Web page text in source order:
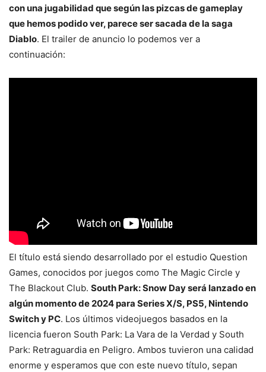
con una jugabilidad que según las pizcas de gameplay
que hemos podido ver, parece ser sacada de la saga
Diablo. El trailer de anuncio lo podemos ver a
continuación:
El título está siendo desarrollado por el estudio Question
Games, conocidos por juegos como The Magic Circle y
The Blackout Club. South Park: Snow Day será lanzado en
algún momento de 2024 para Series X/S, PS5, Nintendo
Switch y PC. Los últimos videojuegos basados en la
licencia fueron South Park: La Vara de la Verdad y South
Park: Retraguardia en Peligro. Ambos tuvieron una calidad
enorme y esperamos que con este nuevo título, sepan